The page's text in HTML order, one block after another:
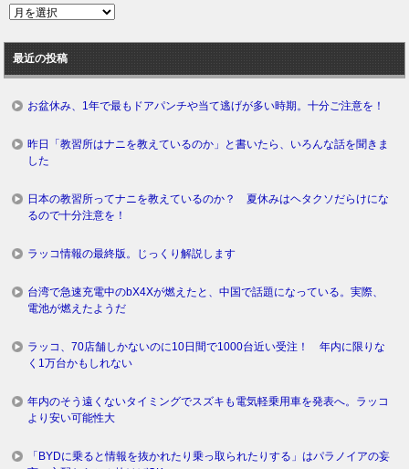
過
ロ
グ
最近の投稿
お盆休み、1年で最もドアパンチや当て逃げが多い時期。十分ご注意を！
昨日「教習所はナニを教えているのか」と書いたら、いろんな話を聞きま
した
日本の教習所ってナニを教えているのか？ 夏休みはヘタクソだらけにな
るので十分注意を！
ラッコ情報の最終版。じっくり解説します
台湾で急速充電中のbX4Xが燃えたと、中国で話題になっている。実際、
電池が燃えたようだ
ラッコ、70店舗しかないのに10日間で1000台近い受注！ 年内に限りな
く1万台かもしれない
年内のそう遠くないタイミングでスズキも電気軽乗用車を発表へ。ラッコ
より安い可能性大
「BYDに乗ると情報を抜かれたり乗っ取られたりする」はパラノイアの妄